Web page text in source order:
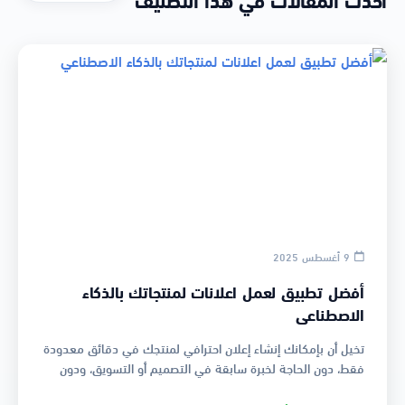
9 أغسطس 2025
أفضل تطبيق لعمل اعلانات لمنتجاتك بالذكاء
الاصطناعي
تخيل أن بإمكانك إنشاء إعلان احترافي لمنتجك في دقائق معدودة
فقط، دون الحاجة لخبرة سابقة في التصميم أو التسويق، ودون